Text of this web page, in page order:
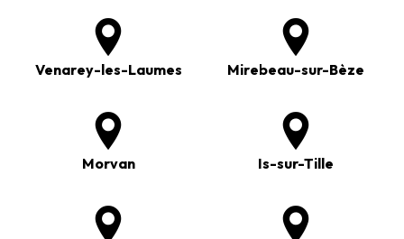
Venarey-les-Laumes Mirebeau-sur-Bèze
Morvan Is-sur-Tille